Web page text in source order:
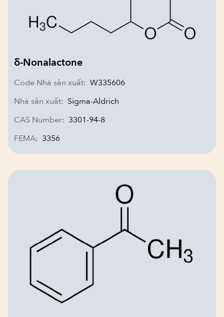
δ-Nonalactone
Code Nhà sản xuất: W335606
Nhà sản xuất: Sigma-Aldrich
CAS Number: 3301-94-8
FEMA: 3356